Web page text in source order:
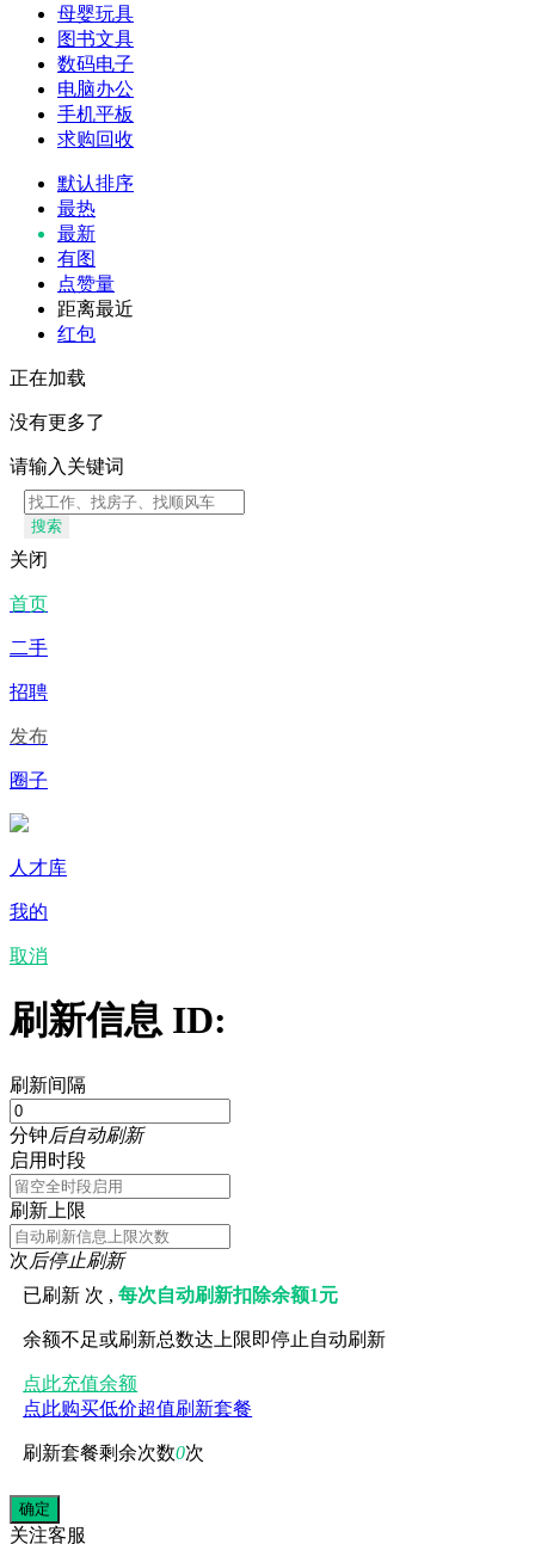
母婴玩具
图书文具
数码电子
电脑办公
手机平板
求购回收
默认排序
最热
最新
有图
点赞量
距离最近
红包
正在加载
没有更多了
请输入关键词
搜索
关闭
首页
二手
招聘
发布
圈子
人才库
我的
取消
刷新信息 ID:
刷新间隔
分钟后自动刷新
启用时段
刷新上限
次后停止刷新
已刷新 次 ,每次自动刷新扣除余额1元
余额不足或刷新总数达上限即停止自动刷新
点此充值余额
点此购买低价超值刷新套餐
刷新套餐剩余次数0次
关注客服